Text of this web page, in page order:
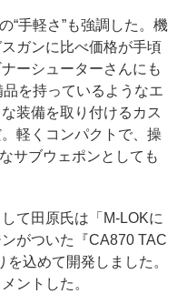
“手軽さ”も強調した。機
ガンに比べ価格が手頃
ーシューターさんにも
を持っているようなエ
装備を取り付けるカス
軽くコンパクトで、操
サブウェポンとしても
て田原氏は「M-LOKに
がついた『CA870 TAC
込めて開発しました。
ントした。